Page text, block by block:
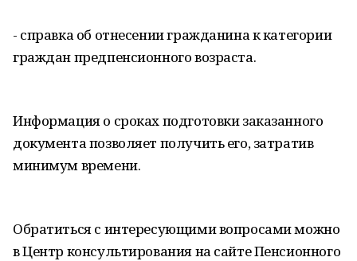
- справка об отнесении гражданина к категории
граждан предпенсионного возраста.
Информация о сроках подготовки заказанного
документа позволяет получить его, затратив
минимум времени.
Обратиться с интересующими вопросами можно
в Центр консультирования на сайте Пенсионного